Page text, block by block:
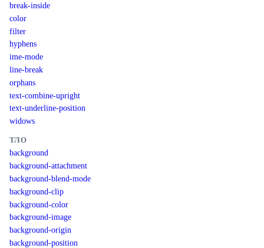
break-inside
color
filter
hyphens
ime-mode
line-break
orphans
text-combine-upright
text-underline-position
widows
ТЛО
background
background-attachment
background-blend-mode
background-clip
background-color
background-image
background-origin
background-position